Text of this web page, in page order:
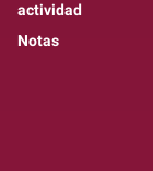
actividad
Notas